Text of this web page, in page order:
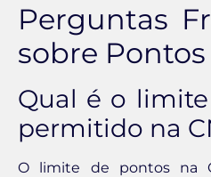
Perguntas
sobre Pontos
Qual é o
permitido na
O limite de pontos na